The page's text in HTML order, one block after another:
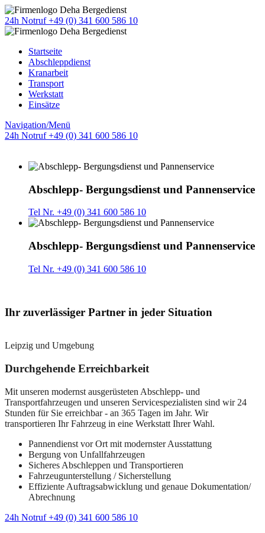
24h Notruf +49 (0) 341 600 586 10
Startseite
Abschleppdienst
Kranarbeit
Transport
Werkstatt
Einsätze
Navigation/Menü
24h Notruf +49 (0) 341 600 586 10
Abschlepp- Bergungsdienst und Pannenservice
Tel Nr. +49 (0) 341 600 586 10
Abschlepp- Bergungsdienst und Pannenservice
Tel Nr. +49 (0) 341 600 586 10
Ihr zuverlässiger Partner in jeder Situation
Leipzig und Umgebung
Durchgehende Erreichbarkeit
Mit unseren modernst ausgerüsteten Abschlepp- und
Transportfahrzeugen und unseren Servicespezialisten sind wir 24
Stunden für Sie erreichbar - an 365 Tagen im Jahr. Wir
transportieren Ihr Fahrzeug in eine Werkstatt Ihrer Wahl.
Pannendienst vor Ort mit modernster Ausstattung
Bergung von Unfallfahrzeugen
Sicheres Abschleppen und Transportieren
Fahrzeugunterstellung / Sicherstellung
Effiziente Auftragsabwicklung und genaue Dokumentation/
Abrechnung
24h Notruf +49 (0) 341 600 586 10